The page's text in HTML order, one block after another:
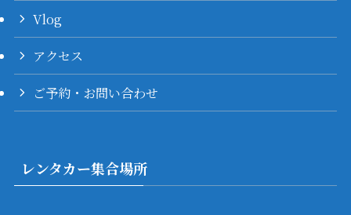
Vlog
アクセス
ご予約・お問い合わせ
レンタカー集合場所